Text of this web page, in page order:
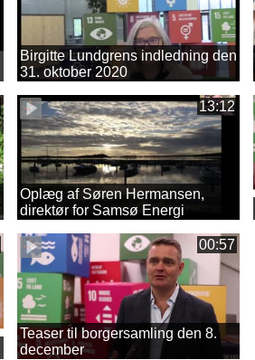
Birgitte Lundgrens indledning den
31. oktober 2020
13:12
Oplæg af Søren Hermansen,
direktør for Samsø Energi
00:57
Teaser til borgersamling den 8.
december